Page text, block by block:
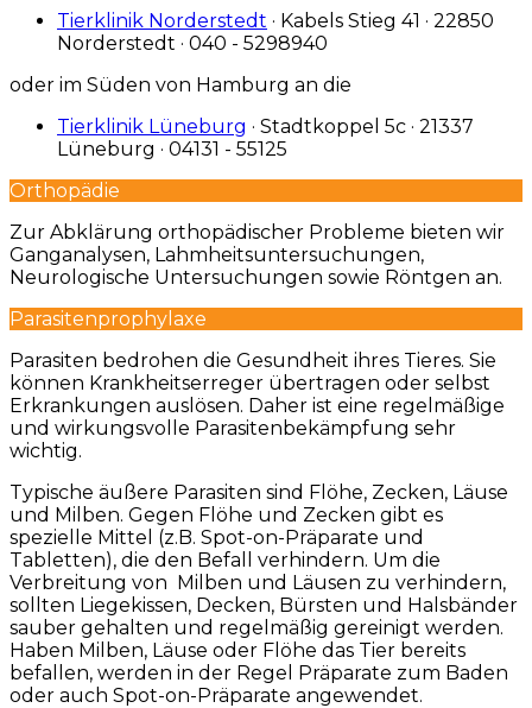
Tierklinik Norderstedt · Kabels Stieg 41 · 22850
Norderstedt · 040 - 5298940
oder im Süden von Hamburg an die
Tierklinik Lüneburg · Stadtkoppel 5c · 21337
Lüneburg · 04131 - 55125
Orthopädie
Zur Abklärung orthopädischer Probleme bieten wir
Ganganalysen, Lahmheitsuntersuchungen,
Neurologische Untersuchungen sowie Röntgen an.
Parasitenprophylaxe
Parasiten bedrohen die Gesundheit ihres Tieres. Sie
können Krankheitserreger übertragen oder selbst
Erkrankungen auslösen. Daher ist eine regelmäßige
und wirkungsvolle Parasitenbekämpfung sehr
wichtig.
Typische äußere Parasiten sind Flöhe, Zecken, Läuse
und Milben. Gegen Flöhe und Zecken gibt es
spezielle Mittel (z.B. Spot-on-Präparate und
Tabletten), die den Befall verhindern. Um die
Verbreitung von Milben und Läusen zu verhindern,
sollten Liegekissen, Decken, Bürsten und Halsbänder
sauber gehalten und regelmäßig gereinigt werden.
Haben Milben, Läuse oder Flöhe das Tier bereits
befallen, werden in der Regel Präparate zum Baden
oder auch Spot-on-Präparate angewendet.